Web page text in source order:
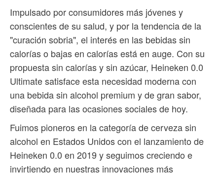
Impulsado por consumidores más jóvenes y
conscientes de su salud, y por la tendencia de la
"curación sobria", el interés en las bebidas sin
calorías o bajas en calorías está en auge. Con su
propuesta sin calorías y sin azúcar, Heineken 0.0
Ultimate satisface esta necesidad moderna con
una bebida sin alcohol premium y de gran sabor,
diseñada para las ocasiones sociales de hoy.
Fuimos pioneros en la categoría de cerveza sin
alcohol en Estados Unidos con el lanzamiento de
Heineken 0.0 en 2019 y seguimos creciendo e
invirtiendo en nuestras innovaciones más